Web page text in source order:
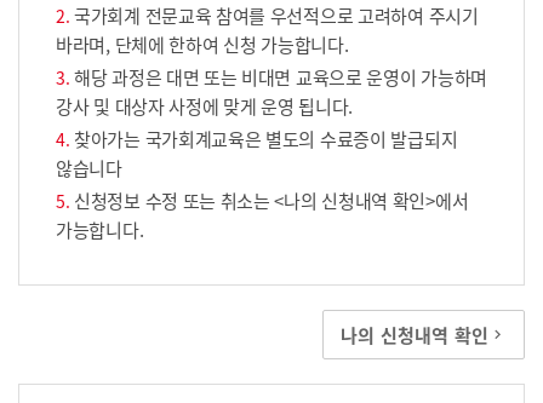
국가회계 전문교육 참여를 우선적으로 고려하여 주시기
바라며, 단체에 한하여 신청 가능합니다.
해당 과정은 대면 또는 비대면 교육으로 운영이 가능하며
강사 및 대상자 사정에 맞게 운영 됩니다.
찾아가는 국가회계교육은 별도의 수료증이 발급되지
않습니다
신청정보 수정 또는 취소는 <나의 신청내역 확인>에서
가능합니다.
나의 신청내역 확인